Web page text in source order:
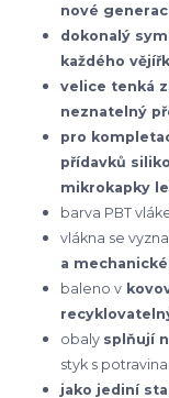
nové
dokonalý
každého
velice tenká
neznatelný
pro
přídavků
mikrokapky
barva PBT
vlákna se
a
baleno v
obaly splňují
styk s
jako jediní